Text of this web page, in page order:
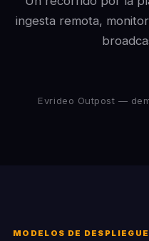
ingesta remota,
Evrideo Outpost —
MODELOS DE DESPLIEGUE